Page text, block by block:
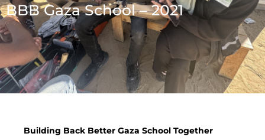
BBB Gaza School – 2021
Building Back Better Gaza School Together